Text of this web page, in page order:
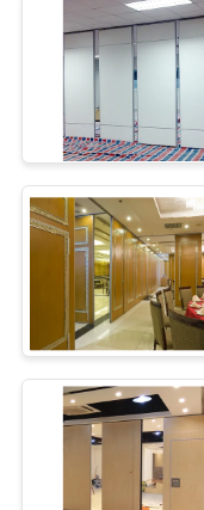
BIZIMLE
ILETIŞIME
GEÇIN
HABERLER
BIR
TEKLIF
ISTEĞI
SITE
HARITASI